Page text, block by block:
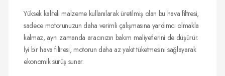
Yüksek kaliteli malzeme kullanılarak üretilmiş olan bu hava filtresi,
sadece motorunuzun daha verimli çalışmasına yardımcı olmakla
kalmaz, aynı zamanda aracınızın bakım maliyetlerini de düşürür.
İyi bir hava filtresi, motorun daha az yakıt tüketmesini sağlayarak
ekonomik sürüş sunar.